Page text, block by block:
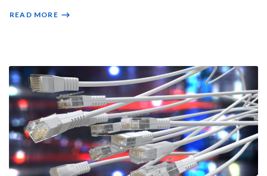
READ MORE ⟶